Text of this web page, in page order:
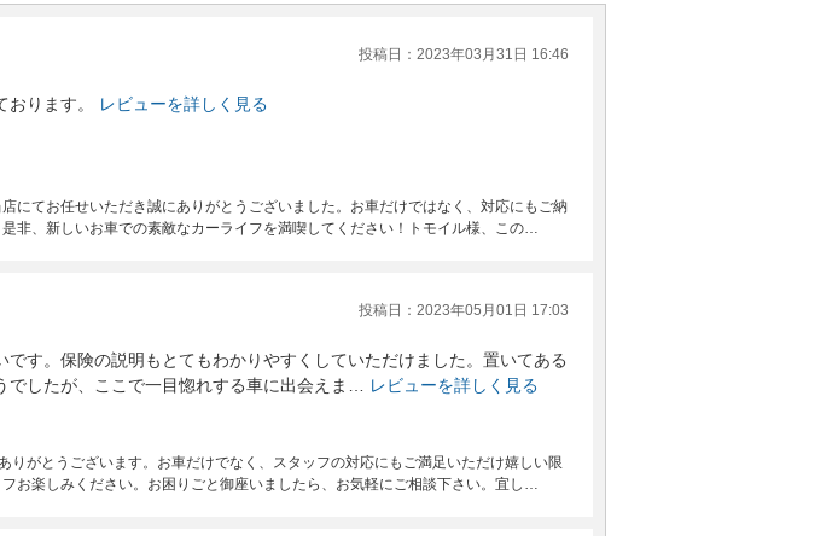
投稿日：2023年03月31日 16:46
ります。 レビューを詳しく見る
にてお任せいただき誠にありがとうございました。お車だけではなく、対応にもご納
非、新しいお車での素敵なカーライフを満喫してください！トモイル様、この…
投稿日：2023年05月01日 17:03
す。保険の説明もとてもわかりやすくしていただけました。置いてある
したが、ここで一目惚れする車に出会えま…
レビューを詳しく見る
がとうございます。お車だけでなく、スタッフの対応にもご満足いただけ嬉しい限
お楽しみください。お困りごと御座いましたら、お気軽にご相談下さい。宜し…